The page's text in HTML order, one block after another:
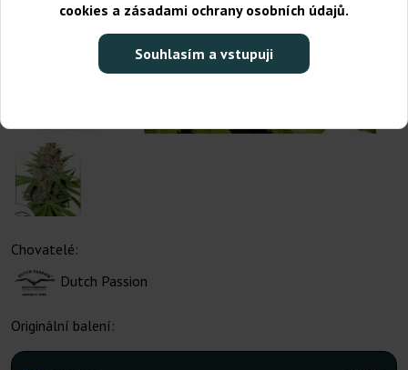
cookies a zásadami ochrany osobních údajů.
Souhlasím a vstupuji
Chovatelé:
Dutch Passion
Originální balení: